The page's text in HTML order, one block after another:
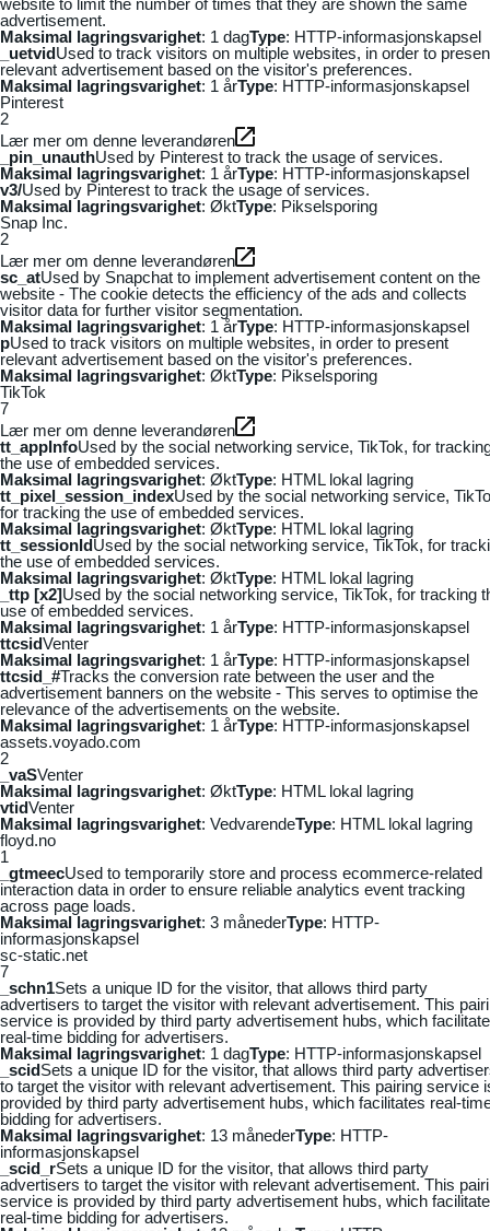
advertisement.
Maksimal lagringsvarighet: 1 dagType: HTTP-informasjonskapsel
_uetvidUsed to track visitors on multiple websites, in order to
relevant advertisement based on the visitor's preferences.
Maksimal lagringsvarighet: 1 årType: HTTP-informasjonskapsel
Pinterest
2
Lær mer om denne leverandøren
_pin_unauthUsed by Pinterest to track the usage of services.
Maksimal lagringsvarighet: 1 årType: HTTP-informasjonskapsel
v3/Used by Pinterest to track the usage of services.
Maksimal lagringsvarighet: ØktType: Pikselsporing
Snap Inc.
2
Lær mer om denne leverandøren
sc_atUsed by Snapchat to implement advertisement content on the
website - The cookie detects the efficiency of the ads and collects
visitor data for further visitor segmentation.
Maksimal lagringsvarighet: 1 årType: HTTP-informasjonskapsel
pUsed to track visitors on multiple websites, in order to present
relevant advertisement based on the visitor's preferences.
Maksimal lagringsvarighet: ØktType: Pikselsporing
TikTok
7
Lær mer om denne leverandøren
tt_appInfoUsed by the social networking service, TikTok, for
the use of embedded services.
Maksimal lagringsvarighet: ØktType: HTML lokal lagring
tt_pixel_session_indexUsed by the social networking service,
for tracking the use of embedded services.
Maksimal lagringsvarighet: ØktType: HTML lokal lagring
tt_sessionIdUsed by the social networking service, TikTok, for
the use of embedded services.
Maksimal lagringsvarighet: ØktType: HTML lokal lagring
_ttp [x2]Used by the social networking service, TikTok, for tracking
use of embedded services.
Maksimal lagringsvarighet: 1 årType: HTTP-informasjonskapsel
ttcsidVenter
Maksimal lagringsvarighet: 1 årType: HTTP-informasjonskapsel
ttcsid_#Tracks the conversion rate between the user and the
advertisement banners on the website - This serves to optimise the
relevance of the advertisements on the website.
Maksimal lagringsvarighet: 1 årType: HTTP-informasjonskapsel
assets.voyado.com
2
_vaSVenter
Maksimal lagringsvarighet: ØktType: HTML lokal lagring
vtidVenter
Maksimal lagringsvarighet: VedvarendeType: HTML lokal lagring
floyd.no
1
_gtmeecUsed to temporarily store and process ecommerce-related
interaction data in order to ensure reliable analytics event tracking
across page loads.
Maksimal lagringsvarighet: 3 månederType: HTTP-
informasjonskapsel
sc-static.net
7
_schn1Sets a unique ID for the visitor, that allows third party
advertisers to target the visitor with relevant advertisement. This
service is provided by third party advertisement hubs, which
real-time bidding for advertisers.
Maksimal lagringsvarighet: 1 dagType: HTTP-informasjonskapsel
_scidSets a unique ID for the visitor, that allows third party
to target the visitor with relevant advertisement. This pairing service
provided by third party advertisement hubs, which facilitates real-
bidding for advertisers.
Maksimal lagringsvarighet: 13 månederType: HTTP-
informasjonskapsel
_scid_rSets a unique ID for the visitor, that allows third party
advertisers to target the visitor with relevant advertisement. This
service is provided by third party advertisement hubs, which
real-time bidding for advertisers.